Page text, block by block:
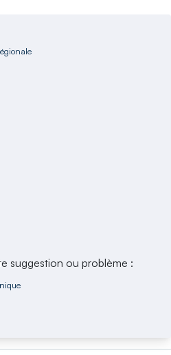
suggestion ou problème :